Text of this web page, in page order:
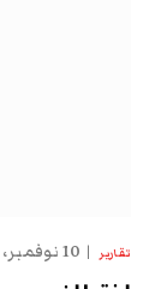
تقارير 10 نوفمبر، 2025